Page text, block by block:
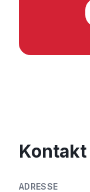
Kontakt
ADRESSE